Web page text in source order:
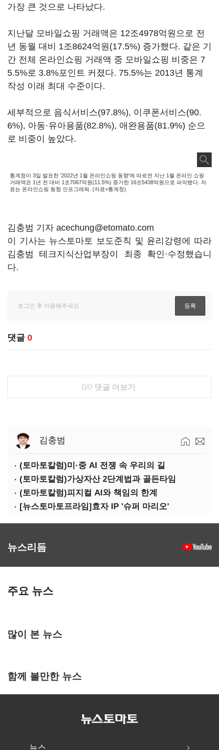
가장 큰 것으로 나타났다.
지난달 모바일쇼핑 거래액은 12조4978억원으로 전
년 동월 대비 1조8624억원(17.5%) 증가했다. 같은 기
간 전체 온라인쇼핑 거래액 중 모바일쇼핑 비중은 7
5.5%로 3.8%포인트 커졌다. 75.5%는 2013년 통계
작성 이래 최대 수준이다.
세부적으로 음식서비스(97.8%), 이쿠폰서비스(90.
6%), 아동·유아용품(82.8%), 애완용품(81.9%) 순으
로 비중이 높았다.
통계청이 3일 발표한 '2022년 1월 온라인쇼핑 동향'에 따르면 지난 1월 온라인 쇼핑
거래액은 1년 전 대비 1조7067억원(11.5%) 증가한 16조5438억원으로 파악됐다. 자
료는 온라인쇼핑 동향 인포그래픽. (자료=통계청)
김충범 기자 acechung@etomato.com
이 기사는 뉴스토마토 보도준칙 및 윤리강령에 따라
김충범 테크지식산업부장이 최종 확인·수정했습니
다.
댓글 0
0/0 댓글 더보기
김충범
(토마토칼럼)미·중 AI 전쟁 속 우리의 길
(토마토칼럼)가상자산 2단계법과 골든타임
(토마토칼럼)피지컬 AI와 책임의 한계
[뉴스토마토프라임]효자 IP '슈퍼 마리오'
뉴스리듬
주요 뉴스
많이 본 뉴스
함께 볼만한 뉴스
뉴스